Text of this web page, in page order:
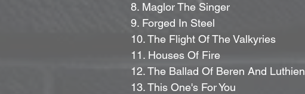
8. Maglor The Singer
9. Forged In Steel
10. The Flight Of The Valkyries
11. Houses Of Fire
								      12. The Ballad Of Beren And Luthien
								      13. This One's For You